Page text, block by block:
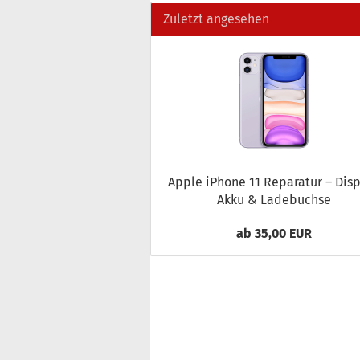
Zuletzt angesehen
Apple iPho­ne 11 Re­pa­ra­tur –
Akku & La­de­buch­se
ab 35,00 EUR